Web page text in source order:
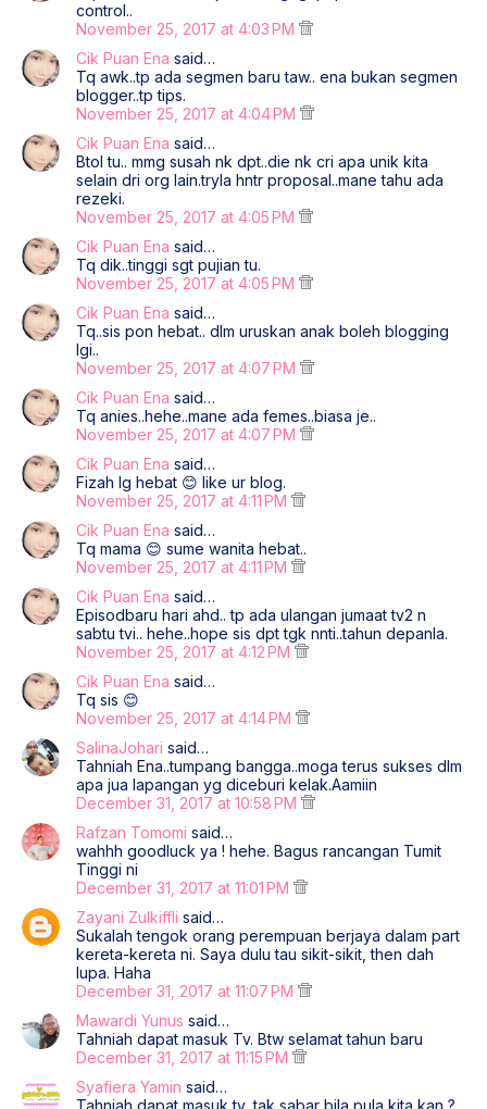
control..
November 25, 2017 at 4:03 PM
Cik Puan Ena said…
Tq awk..tp ada segmen baru taw.. ena bukan segmen
blogger..tp tips.
November 25, 2017 at 4:04 PM
Cik Puan Ena said…
Btol tu.. mmg susah nk dpt..die nk cri apa unik kita
selain dri org lain.tryla hntr proposal..mane tahu ada
rezeki.
November 25, 2017 at 4:05 PM
Cik Puan Ena said…
Tq dik..tinggi sgt pujian tu.
November 25, 2017 at 4:05 PM
Cik Puan Ena said…
Tq..sis pon hebat.. dlm uruskan anak boleh blogging
lgi..
November 25, 2017 at 4:07 PM
Cik Puan Ena said…
Tq anies..hehe..mane ada femes..biasa je..
November 25, 2017 at 4:07 PM
Cik Puan Ena said…
Fizah lg hebat 😊 like ur blog.
November 25, 2017 at 4:11 PM
Cik Puan Ena said…
Tq mama 😊 sume wanita hebat..
November 25, 2017 at 4:11 PM
Cik Puan Ena said…
Episodbaru hari ahd.. tp ada ulangan jumaat tv2 n
sabtu tvi.. hehe..hope sis dpt tgk nnti..tahun depanla.
November 25, 2017 at 4:12 PM
Cik Puan Ena said…
Tq sis 😊
November 25, 2017 at 4:14 PM
SalinaJohari said…
Tahniah Ena..tumpang bangga..moga terus sukses dlm
apa jua lapangan yg diceburi kelak.Aamiin
December 31, 2017 at 10:58 PM
Rafzan Tomomi said…
wahhh goodluck ya ! hehe. Bagus rancangan Tumit
Tinggi ni
December 31, 2017 at 11:01 PM
Zayani Zulkiffli said…
Sukalah tengok orang perempuan berjaya dalam part
kereta-kereta ni. Saya dulu tau sikit-sikit, then dah
lupa. Haha
December 31, 2017 at 11:07 PM
Mawardi Yunus said…
Tahniah dapat masuk Tv. Btw selamat tahun baru
December 31, 2017 at 11:15 PM
Syafiera Yamin said…
Tahniah dapat masuk tv, tak sabar bila pula kita kan ?